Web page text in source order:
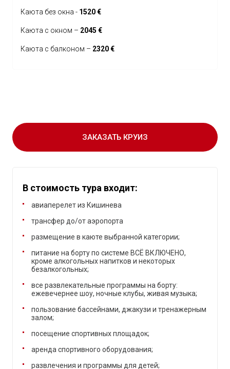
Каюта без окна - 1520 €
Каюта с окном – 2045 €
Каюта с балконом – 2320 €
ЗАКАЗАТЬ КРУИЗ
В стоимость тура входит:
авиаперелет из Кишинева
трансфер до/от аэропорта
размещение в каюте выбранной категории;
питание на борту по системе ВСЁ ВКЛЮЧЕНО,
кроме алкогольных напитков и некоторых
безалкогольных;
все развлекательные программы на борту:
ежевечернее шоу, ночные клубы, живая музыка;
пользование бассейнами, джакузи и тренажерным
залом;
посещение спортивных площадок;
аренда спортивного оборудования;
развлечения и программы для детей;